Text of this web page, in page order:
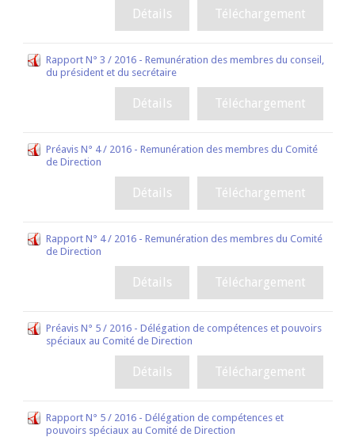
Téléchargement
Détails
Rapport N° 3 / 2016 - Remunération des membres du conseil,
du président et du secrétaire
Téléchargement
Détails
Préavis N° 4 / 2016 - Remunération des membres du Comité
de Direction
Téléchargement
Détails
Rapport N° 4 / 2016 - Remunération des membres du Comité
de Direction
Téléchargement
Détails
Préavis N° 5 / 2016 - Délégation de compétences et pouvoirs
spéciaux au Comité de Direction
Téléchargement
Détails
Rapport N° 5 / 2016 - Délégation de compétences et
pouvoirs spéciaux au Comité de Direction